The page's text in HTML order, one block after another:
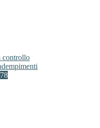
controllo
78